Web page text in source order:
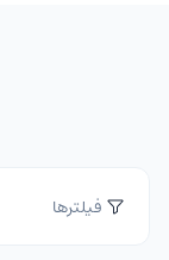
فیلترها